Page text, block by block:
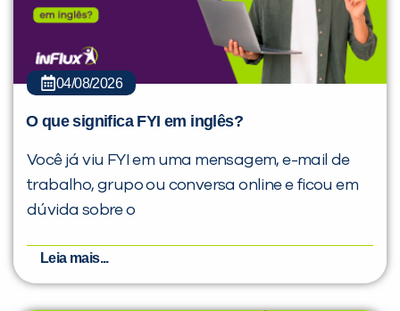
04/08/2026
O que significa FYI em inglês?
Você já viu FYI em uma mensagem, e-mail de
trabalho, grupo ou conversa online e ficou em
dúvida sobre o
Leia mais...